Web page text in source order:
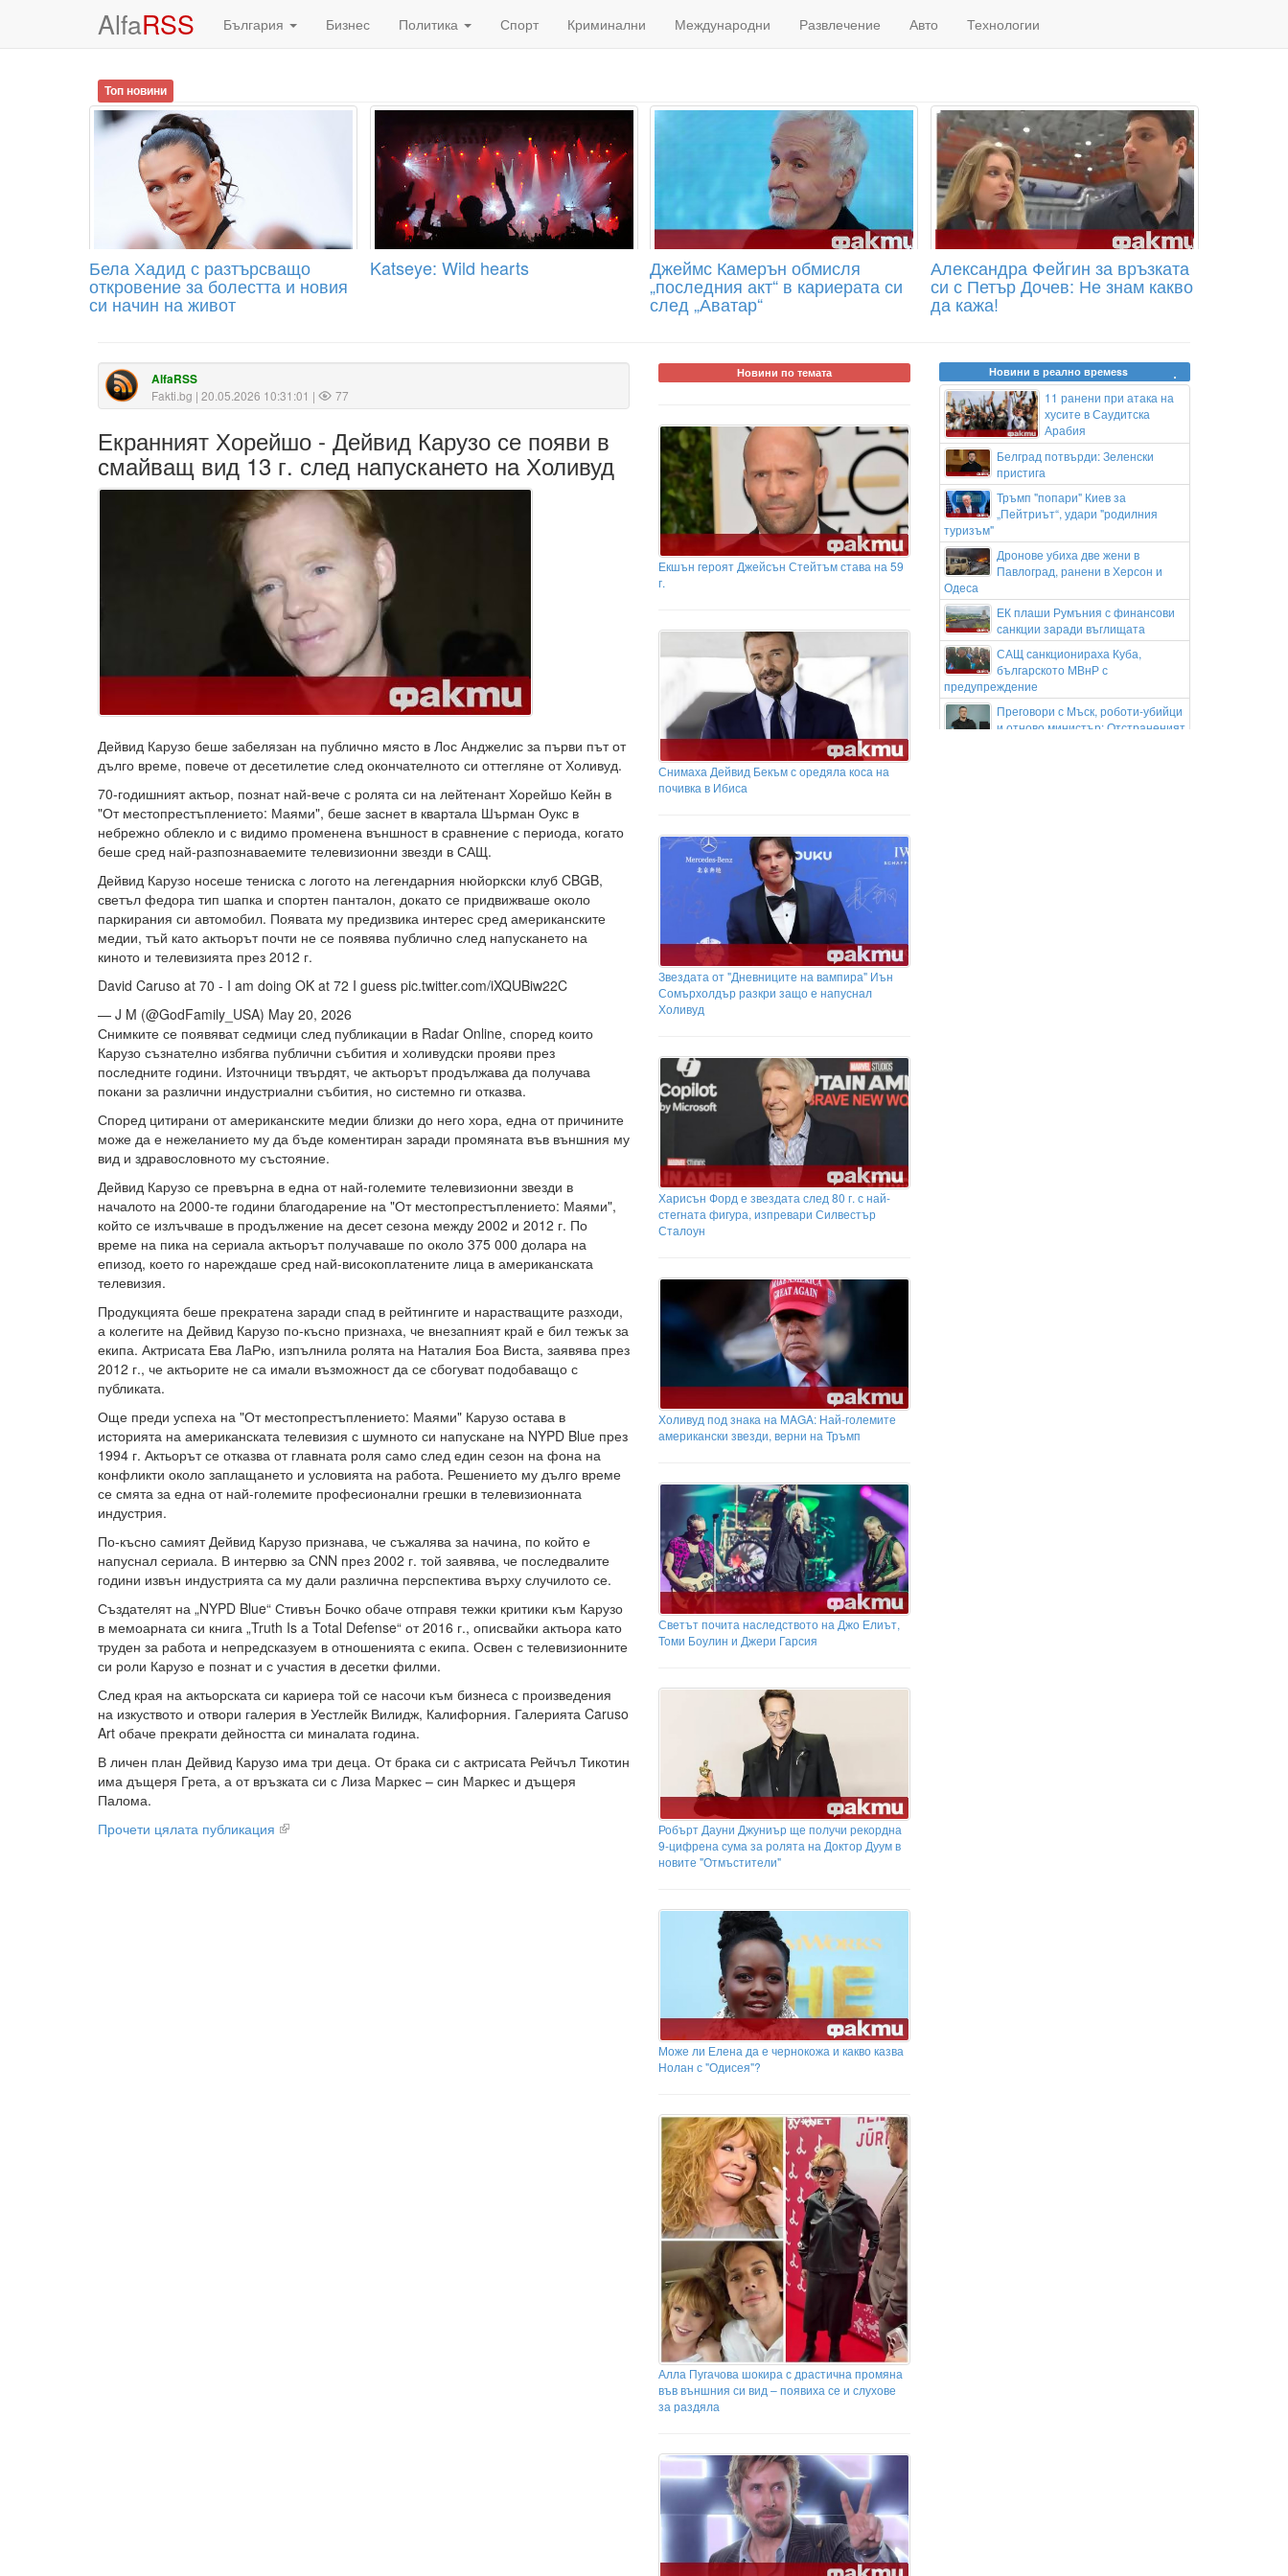
AlfaRSS България Бизнес Политика Спорт Криминални Международни Развлечение Авто Технологии
Топ новини
Бела Хадид с разтърсващо
откровение за болестта и новия
си начин на живот
Katseye: Wild hearts Джеймс Камерън обмисля
„последния акт“ в кариерата си
след „Аватар“
Александра Фейгин за връзката
си с Петър Дочев: Не знам какво
да кажа!
AlfaRSS
Fakti.bg | 20.05.2026 10:31:01 | 77
Екранният Хорейшо - Дейвид Карузо се появи в
смайващ вид 13 г. след напускането на Холивуд
Дейвид Карузо беше забелязан на публично място в Лос Анджелис за първи път от
дълго време, повече от десетилетие след окончателното си оттегляне от Холивуд.
70-годишният актьор, познат най-вече с ролята си на лейтенант Хорейшо Кейн в
"От местопрестъплението: Маями", беше заснет в квартала Шърман Оукс в
небрежно облекло и с видимо променена външност в сравнение с периода, когато
беше сред най-разпознаваемите телевизионни звезди в САЩ.
Дейвид Карузо носеше тениска с логото на легендарния нюйоркски клуб CBGB,
светъл федора тип шапка и спортен панталон, докато се придвижваше около
паркирания си автомобил. Появата му предизвика интерес сред американските
медии, тъй като актьорът почти не се появява публично след напускането на
киното и телевизията през 2012 г.
David Caruso at 70 - I am doing OK at 72 I guess pic.twitter.com/iXQUBiw22C
— J M (@GodFamily_USA) May 20, 2026
Снимките се появяват седмици след публикации в Radar Online, според които
Карузо съзнателно избягва публични събития и холивудски прояви през
последните години. Източници твърдят, че актьорът продължава да получава
покани за различни индустриални събития, но системно ги отказва.
Според цитирани от американските медии близки до него хора, една от причините
може да е нежеланието му да бъде коментиран заради промяната във външния му
вид и здравословното му състояние.
Дейвид Карузо се превърна в една от най-големите телевизионни звезди в
началото на 2000-те години благодарение на "От местопрестъплението: Маями",
който се излъчваше в продължение на десет сезона между 2002 и 2012 г. По
време на пика на сериала актьорът получаваше по около 375 000 долара на
епизод, което го нареждаше сред най-високоплатените лица в американската
телевизия.
Продукцията беше прекратена заради спад в рейтингите и нарастващите разходи,
а колегите на Дейвид Карузо по-късно признаха, че внезапният край е бил тежък за
екипа. Актрисата Ева ЛаРю, изпълнила ролята на Наталия Боа Виста, заявява през
2012 г., че актьорите не са имали възможност да се сбогуват подобаващо с
публиката.
Още преди успеха на "От местопрестъплението: Маями" Карузо остава в
историята на американската телевизия с шумното си напускане на NYPD Blue през
1994 г. Актьорът се отказва от главната роля само след един сезон на фона на
конфликти около заплащането и условията на работа. Решението му дълго време
се смята за една от най-големите професионални грешки в телевизионната
индустрия.
По-късно самият Дейвид Карузо признава, че съжалява за начина, по който е
напуснал сериала. В интервю за CNN през 2002 г. той заявява, че последвалите
години извън индустрията са му дали различна перспектива върху случилото се.
Създателят на „NYPD Blue“ Стивън Бочко обаче отправя тежки критики към Карузо
в мемоарната си книга „Truth Is a Total Defense“ от 2016 г., описвайки актьора като
труден за работа и непредсказуем в отношенията с екипа. Освен с телевизионните
си роли Карузо е познат и с участия в десетки филми.
След края на актьорската си кариера той се насочи към бизнеса с произведения
на изкуството и отвори галерия в Уестлейк Вилидж, Калифорния. Галерията Caruso
Art обаче прекрати дейността си миналата година.
В личен план Дейвид Карузо има три деца. От брака си с актрисата Рейчъл Тикотин
има дъщеря Грета, а от връзката си с Лиза Маркес – син Маркес и дъщеря
Палома.
Прочети цялата публикация
Новини по темата
Екшън героят Джейсън Стейтъм става на 59
г.
Снимаха Дейвид Бекъм с оредяла коса на
почивка в Ибиса
Звездата от "Дневниците на вампира" Иън
Сомърхолдър разкри защо е напуснал
Холивуд
Харисън Форд е звездата след 80 г. с най-
стегната фигура, изпревари Силвестър
Сталоун
Холивуд под знака на MAGA: Най-големите
американски звезди, верни на Тръмп
Светът почита наследството на Джо Елиът,
Томи Боулин и Джери Гарсия
Робърт Дауни Джуниър ще получи рекордна
9-цифрена сума за ролята на Доктор Дуум в
новите "Отмъстители"
Може ли Елена да е чернокожа и какво казва
Нолан с "Одисея"?
Алла Пугачова шокира с драстична промяна
във външния си вид – появиха се и слухове
за раздяла
Новини в реално времеss
11 ранени при атака на
хусите в Саудитска
Арабия
Белград потвърди: Зеленски
пристига
Тръмп "попари" Киев за
„Пейтриът“, удари "родилния
туризъм"
Дронове убиха две жени в
Павлоград, ранени в Херсон и
Одеса
ЕК плаши Румъния с финансови
санкции заради въглищата
САЩ санкционираха Куба,
българското МВнР с
предупреждение
Преговори с Мъск, роботи-убийци
и отново министър: Отстраненият